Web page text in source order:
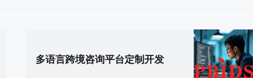
多语言跨境咨询平台定制开发